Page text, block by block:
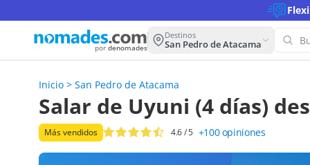
por denomades
Destinos
San Pedro de Atacama
Inicio > San Pedro de Atacama
Salar de Uyuni (4 días)
Más vendidos 4.6/ 5 +100 opiniones